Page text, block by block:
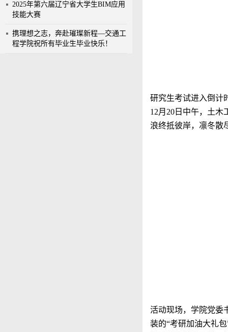
2025年第六届辽宁省大学生BIM应用
技能大赛
携理想之志，奔赴璀璨新程—交通工
程学院祝所有毕业生毕业快乐！
研究生考试进入倒计
12月20日中午，土
浪终抵彼岸，凛冬散
活动现场，学院党委
装的“考研加油大礼